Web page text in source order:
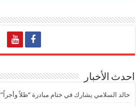
احدث الأخبار
خالد السلامي يشارك في ختام مبادرة “ظلاً وأجراً”